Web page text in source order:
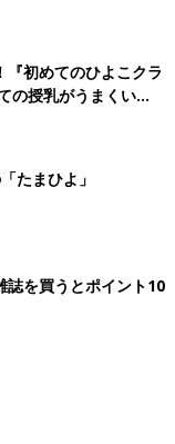
『初めてのひよこクラ
の授乳がうまくい
のトラブル 解決テ
たまひよ」
誌を買うとポイント10